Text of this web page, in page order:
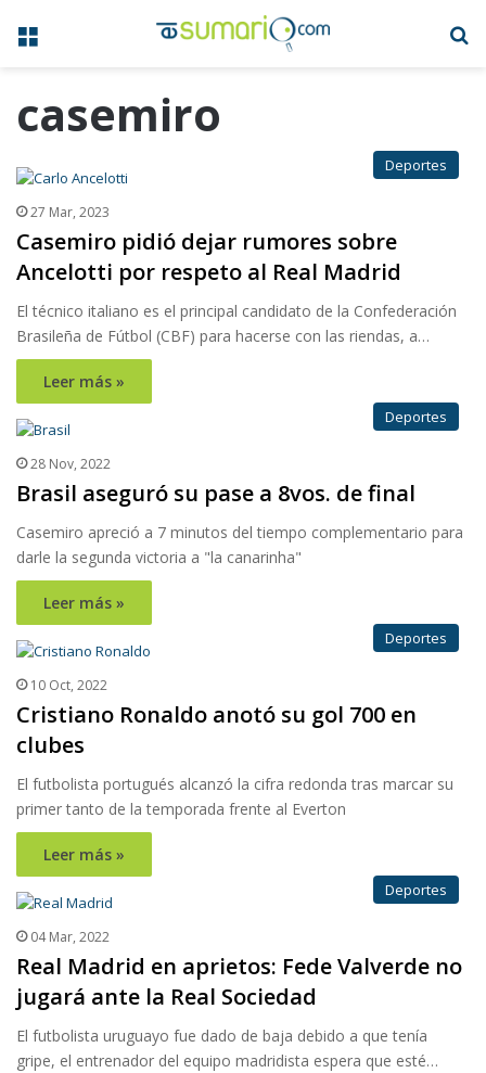
Menú
casemiro
Deportes
27 Mar, 2023
Casemiro pidió dejar rumores sobre
Ancelotti por respeto al Real Madrid
El técnico italiano es el principal candidato de la Confederación
Brasileña de Fútbol (CBF) para hacerse con las riendas, a…
Leer más »
Deportes
28 Nov, 2022
Brasil aseguró su pase a 8vos. de final
Casemiro apreció a 7 minutos del tiempo complementario para
darle la segunda victoria a "la canarinha"
Leer más »
Deportes
10 Oct, 2022
Cristiano Ronaldo anotó su gol 700 en
clubes
El futbolista portugués alcanzó la cifra redonda tras marcar su
primer tanto de la temporada frente al Everton
Leer más »
Deportes
04 Mar, 2022
Real Madrid en aprietos: Fede Valverde no
jugará ante la Real Sociedad
El futbolista uruguayo fue dado de baja debido a que tenía
gripe, el entrenador del equipo madridista espera que esté…